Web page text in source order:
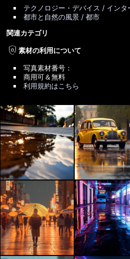
テクノロジー・デバイス / インタ
都市と自然の風景 / 都市
関連カテゴリ
policy素材の利用について
写真素材番号：
商用可＆無料
利用規約はこちら